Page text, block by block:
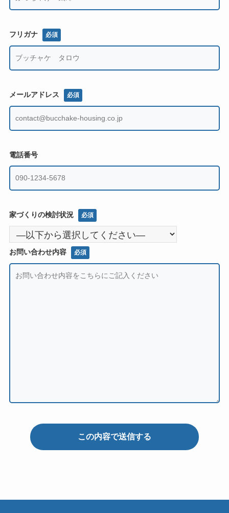
フリガナ 必須
メールアドレス 必須
電話番号
家づくりの検討状況 必須
お問い合わせ内容 必須